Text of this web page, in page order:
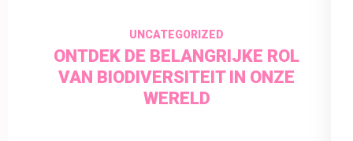
UNCATEGORIZED
ONTDEK DE BELANGRIJKE ROL
VAN BIODIVERSITEIT IN ONZE
WERELD